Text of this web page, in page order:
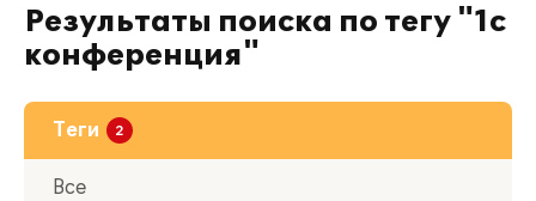
Результаты поиска по тегу "1с
конференция"
Все
Теги